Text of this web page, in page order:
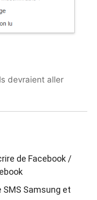
devraient aller
de Facebook /
Samsung et